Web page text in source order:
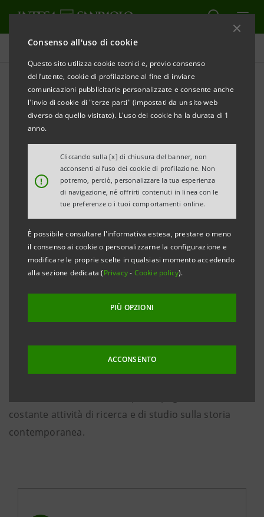
Consenso all'uso di cookie
Questo sito utilizza cookie tecnici e, previo consenso
dell’utente, cookie di profilazione al fine di inviare
comunicazioni pubblicitarie personalizzate e consente anche
l'invio di cookie di "terze parti" (impostati da un sito web
diverso da quello visitato). L'uso dei cookie ha la durata di 1
anno.
!
Cliccando sulla [x] di chiusura del banner, non
acconsenti all’uso dei cookie di profilazione. Non
potremo, perciò, personalizzare la tua esperienza
di navigazione, né offrirti contenuti in linea con le
tue preferenze o i tuoi comportamenti online.
È possibile consultare l'informativa estesa, prestare o meno
il consenso ai cookie o personalizzarne la configurazione e
modificare le proprie scelte in qualsiasi momento accedendo
alla sezione dedicata (Privacy- Cookie policy).
PIÙ OPZIONI
ACCONSENTO
Intesa Sanpaolo On Air
SOSTENIBILITÀ
Ghiacciaio della Marmolada:
Il podcast sul 3 luglio 2022
Questo podcast, nato dalla collaborazione tra il
Comitato Resistenza e Costituzione della Regione
Piemonte e Intesa Sanpaolo, è stato scritto e
realizzato dagli studenti del Liceo Scientifico Statale
G.B. Bodoni di Saluzzo (CN) in occasione della 43°
edizione del concorso “Progetto di storia
contemporanea”, che da anni offre a studenti e
docenti un’occasione per confrontarsi criticamente e
in maniera innovativa con fenomeni storici passati e
costante attività di ricerca e di studio sulla storia
contemporanea.